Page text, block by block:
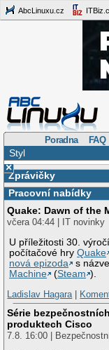
AbcLinuxu.cz
Poradna FAQ
Styl
×
Zprávičky
Pracovní nabídky
Quake: Dawn of the
včera 04:44 | IT novinky
U příležitosti 30.
počítačové hryQuake
nová epizoda
s
Machine
(Steam ).
Ladislav Hagara|
Série
produktech Cisco
7.8. 16:00 |